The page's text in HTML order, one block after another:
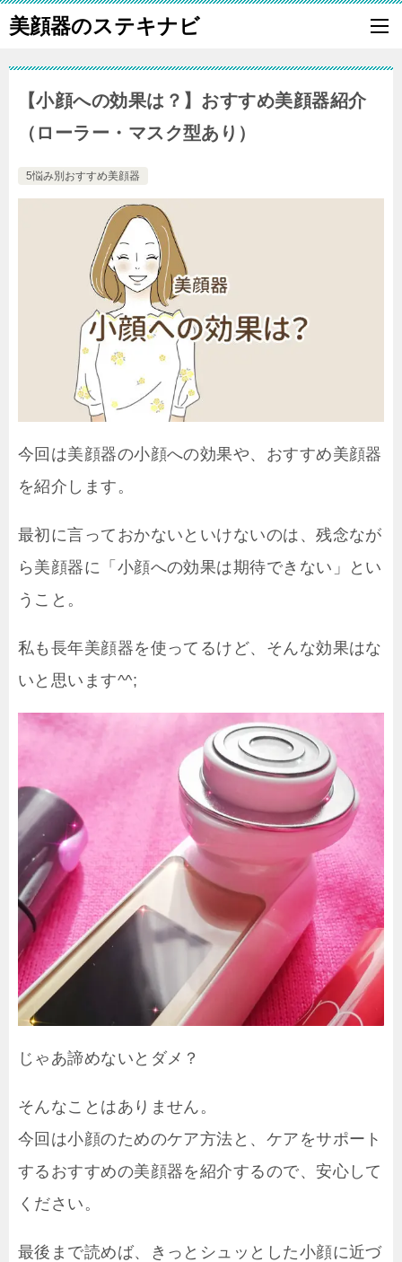
美顔器のステキナビ
【小顔への効果は？】おすすめ美顔器紹介
（ローラー・マスク型あり）
5悩み別おすすめ美顔器
今回は美顔器の小顔への効果や、おすすめ美顔器
を紹介します。
最初に言っておかないといけないのは、残念なが
ら美顔器に「小顔への効果は期待できない」とい
うこと。
私も長年美顔器を使ってるけど、そんな効果はな
いと思います^^;
じゃあ諦めないとダメ？
そんなことはありません。
今回は小顔のためのケア方法と、ケアをサポート
するおすすめの美顔器を紹介するので、安心して
ください。
最後まで読めば、きっとシュッとした小顔に近づ